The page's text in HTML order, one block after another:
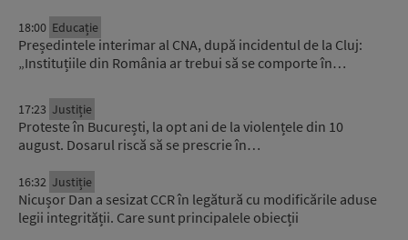
18:00 Educație
Președintele interimar al CNA, după incidentul de la Cluj:
„Instituțiile din România ar trebui să se comporte în…
17:23 Justiție
Proteste în București, la opt ani de la violențele din 10
august. Dosarul riscă să se prescrie în…
16:32 Justiție
Nicușor Dan a sesizat CCR în legătură cu modificările aduse
legii integrității. Care sunt principalele obiecții